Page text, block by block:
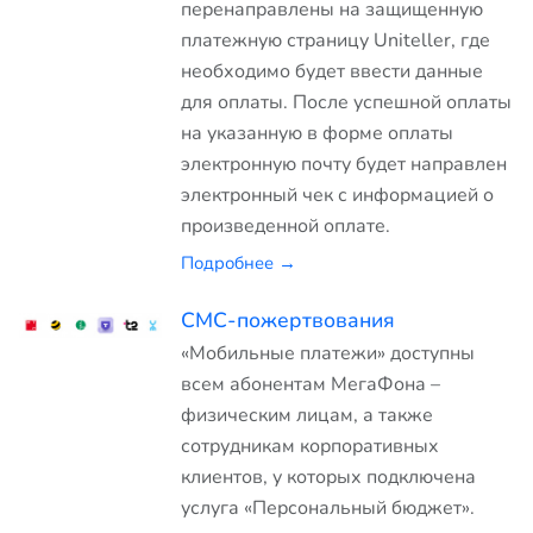
перенаправлены на защищенную
платежную страницу Uniteller, где
необходимо будет ввести данные
для оплаты. После успешной оплаты
на указанную в форме оплаты
электронную почту будет направлен
электронный чек с информацией о
произведенной оплате.
Подробнее →
СМС-пожертвования
«Мобильные платежи» доступны
всем абонентам МегаФона –
физическим лицам, а также
сотрудникам корпоративных
клиентов, у которых подключена
услуга «Персональный бюджет».